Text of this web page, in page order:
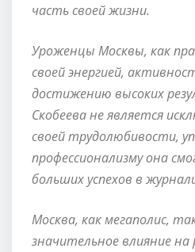
часть своей жизни.
Уроженцы Москвы, как
своей энергией,
достижению высоких
Скобеева не является
своей трудолюбивости,
профессионализму она
больших успехов в
Москва, как мегаполис,
значительное влияние на